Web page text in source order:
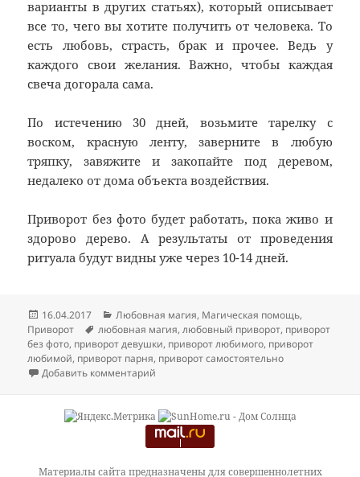
варианты в других статьях), который описывает
все то, чего вы хотите получить от человека. То
есть любовь, страсть, брак и прочее. Ведь у
каждого свои желания. Важно, чтобы каждая
свеча догорала сама.
По истечению 30 дней, возьмите тарелку с
воском, красную ленту, заверните в любую
тряпку, завяжите и закопайте под деревом,
недалеко от дома объекта воздействия.
Приворот без фото будет работать, пока живо и
здорово дерево. А результаты от проведения
ритуала будут видны уже через 10-14 дней.
Опубликовано
16.04.2017 Рубрики
Любовная магия, Магическая помощь,
Приворот
Метки
любовная магия,любовный приворот, приворот
без фото, приворот девушки, приворот любимого, приворот
любимой, приворот парня, приворот самостоятельно
Добавить комментарий
Материалы сайта предназначены для совершеннолетних